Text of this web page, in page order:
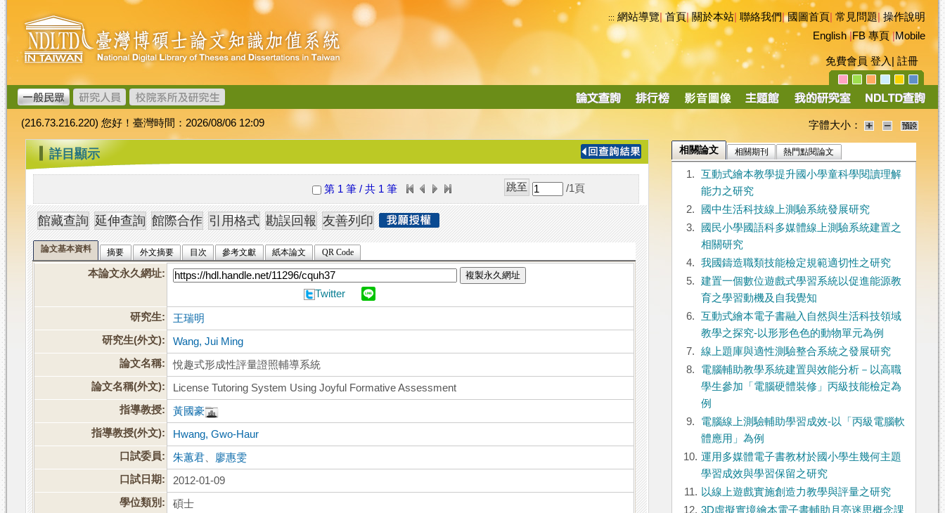
跳
到
主
要
內
容
臺
灣
博
碩
士
論
文
加
值
系
統
::: 網站導覽|首頁|關於本站 聯絡我們|國圖首頁 常見問題|操作說明
English|FB 專頁|Mobile
免費會員 登入 註冊
導
(216.73.216.220) 您好！臺灣時間：2026/08/06 12:09 字體大小：
::: 詳目顯示
第 1 筆 / 共 1 筆 /1 頁
論文基本資料 摘要 外文摘要 目次 參考文獻 紙本論文 QR Code
本論文永久網址: 複製永久網址
Twitter
研究生:
王瑞明
研究生(外文):
Wang, Jui Ming
論文名稱:
悅趣式形成性評量證照輔導系統
論文名稱(外文):
License Tutoring System Using Joyful Formative Assessment
指導教授:
黃國豪
指導教授(外文):
Hwang, Gwo-Haur
口試委員:
朱蕙君
廖惠雯
口試日期:
2012-01-09
學位類別:
碩士
相關論文 相關期刊 熱門點閱論文
1.
互動式繪本教學提升國小學童科學閱讀理解
能力之研究
2.
國中生活科技線上測驗系統發展研究
3.
國民小學國語科多媒體線上測驗系統建置之
相關研究
4.
我國鑄造職類技能檢定規範適切性之研究
5.
建置一個數位遊戲式學習系統以促進能源教
育之學習動機及自我覺知
6.
互動式繪本電子書融入自然與生活科技領域
教學之探究-以形形色色的動物單元為例
7.
線上題庫與適性測驗整合系統之發展研究
8.
電腦輔助教學系統建置與效能分析－以高職
學生參加「電腦硬體裝修」丙級技能檢定為
例
9.
電腦線上測驗輔助學習成效-以「丙級電腦軟
體應用」為例
10. 運用多媒體電子書教材於國小學生幾何主題
學習成效與學習保留之研究
11. 以線上遊戲實施創造力教學與評量之研究
12. 3D虛擬實境繪本電子書輔助月亮迷思概念課